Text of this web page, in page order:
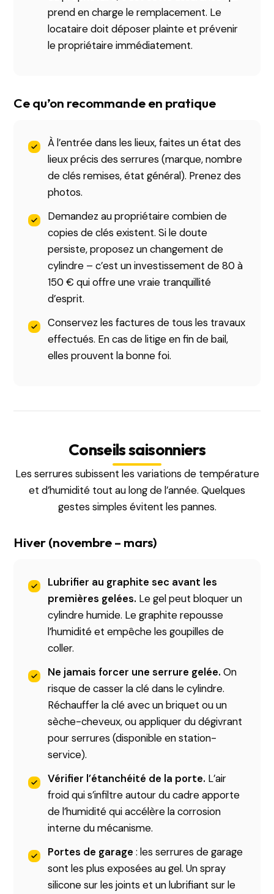
prend en charge le remplacement. Le
locataire doit déposer plainte et prévenir
le propriétaire immédiatement.
Ce qu’on recommande en pratique
À l’entrée dans les lieux, faites un état des
lieux précis des serrures (marque, nombre
de clés remises, état général). Prenez des
photos.
Demandez au propriétaire combien de
copies de clés existent. Si le doute
persiste, proposez un changement de
cylindre – c’est un investissement de 80 à
150 € qui offre une vraie tranquillité
d’esprit.
Conservez les factures de tous les travaux
effectués. En cas de litige en fin de bail,
elles prouvent la bonne foi.
Conseils saisonniers
Les serrures subissent les variations de température
et d’humidité tout au long de l’année. Quelques
gestes simples évitent les pannes.
Hiver (novembre – mars)
Lubrifier au graphite sec avant les
premières gelées. Le gel peut bloquer un
cylindre humide. Le graphite repousse
l’humidité et empêche les goupilles de
coller.
Ne jamais forcer une serrure gelée. On
risque de casser la clé dans le cylindre.
Réchauffer la clé avec un briquet ou un
sèche-cheveux, ou appliquer du dégivrant
pour serrures (disponible en station-
service).
Vérifier l’étanchéité de la porte. L’air
froid qui s’infiltre autour du cadre apporte
de l’humidité qui accélère la corrosion
interne du mécanisme.
Portes de garage : les serrures de garage
sont les plus exposées au gel. Un spray
silicone sur les joints et un lubrifiant sur le